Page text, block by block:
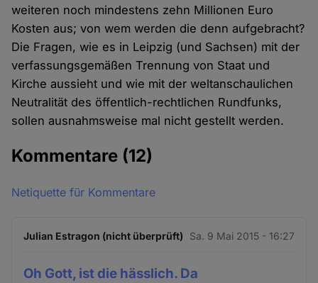
weiteren noch mindestens zehn Millionen Euro
Kosten aus; von wem werden die denn aufgebracht?
Die Fragen, wie es in Leipzig (und Sachsen) mit der
verfassungsgemäßen Trennung von Staat und
Kirche aussieht und wie mit der weltanschaulichen
Neutralität des öffentlich-rechtlichen Rundfunks,
sollen ausnahmsweise mal nicht gestellt werden.
Kommentare (12)
Netiquette für Kommentare
Julian Estragon (nicht überprüft) Sa. 9 Mai 2015 - 16:27
Oh Gott, ist die hässlich. Da